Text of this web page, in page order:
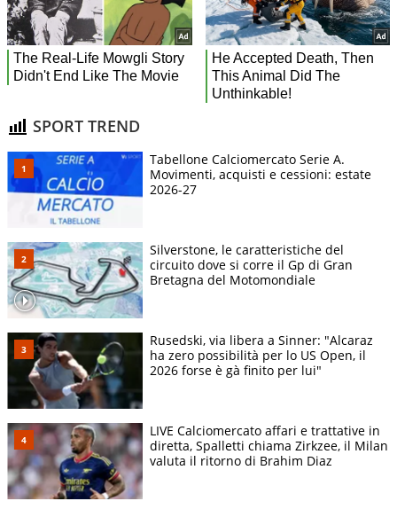
SPORT TREND
Tabellone Calciomercato Serie A.
Movimenti, acquisti e cessioni: estate
2026-27
Silverstone, le caratteristiche del
circuito dove si corre il Gp di Gran
Bretagna del Motomondiale
Rusedski, via libera a Sinner: "Alcaraz
ha zero possibilità per lo US Open, il
2026 forse è gà finito per lui"
LIVE Calciomercato affari e trattative in
diretta, Spalletti chiama Zirkzee, il Milan
valuta il ritorno di Brahim Diaz